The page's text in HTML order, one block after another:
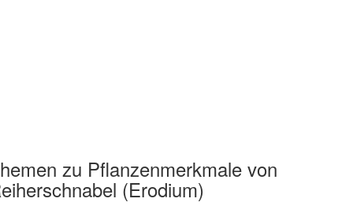
zu Pflanzenmerkmale von
(Erodium)